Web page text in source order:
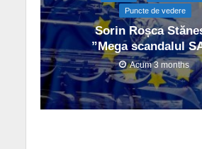
Puncte de vedere
Sorin Roșca
”Mega scandalul
Acum 3 months